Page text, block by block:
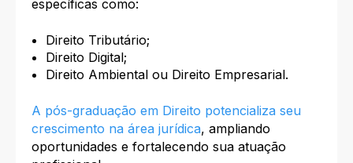
específicas como:
Direito Tributário;
Direito Digital;
Direito Ambiental ou Direito Empresarial.
A pós-graduação em Direito potencializa seu
crescimento na área jurídica, ampliando
oportunidades e fortalecendo sua atuação